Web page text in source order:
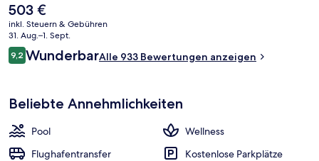
Mittagessen und Abendessen geöffnet. Als weitere Highlights
bietet diese Unterkunft im luxuriösen Stil 5 Poolbars, einen
Innenpool und einen kostenlosen Kinderclub. Andere Reisende
haben viel Gutes über das hilfsbereite Personal zu berichten.
Der
aktuelle
Preis
beträgt
503 €.
503 €
inkl. Steuern & Gebühren
31. Aug.–1. Sept.
Bewertungen
9,29,2 von 10.
WunderbarAlle 933 Bewertungen anzeigen
Beliebte Annehmlichkeiten
Pool
Wellness
Flughafentransfer
Kostenlose Parkplätze